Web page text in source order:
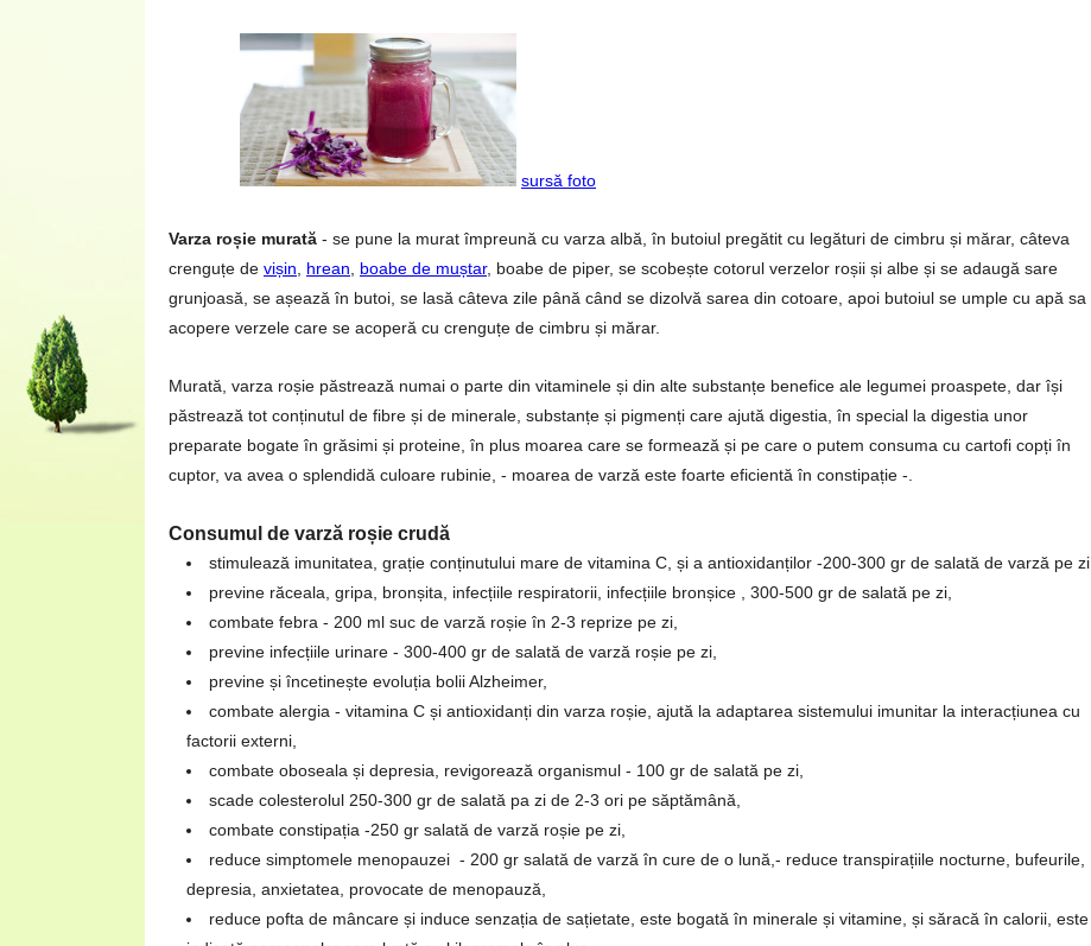
sursă foto
Varza roșie murată - se pune la murat împreună cu varza albă, în butoiul pregătit cu legături de cimbru și mărar, câteva
crenguțe de vișin hrean boabe de muștar, boabe de piper, se scobește cotorul verzelor roșii și albe și se adaugă sare
grunjoasă, se așează în butoi, se lasă câteva zile până când se dizolvă sarea din cotoare, apoi butoiul se umple cu apă sa
acopere verzele care se acoperă cu crenguțe de cimbru și mărar.
Murată, varza roșie păstrează numai o parte din vitaminele și din alte substanțe benefice ale legumei proaspete, dar își
păstrează tot conținutul de fibre și de minerale, substanțe și pigmenți care ajută digestia, în special la digestia unor
preparate bogate în grăsimi și proteine, în plus moarea care se formează și pe care o putem consuma cu cartofi copți în
cuptor, va avea o splendidă culoare rubinie, - moarea de varză este foarte eficientă în constipație -.
Consumul de varză roșie crudă
stimulează imunitatea, grație conținutului mare de vitamina C, și a antioxidanților -200-300 gr de salată de varză pe zi,
previne răceala, gripa, bronșita, infecțiile respiratorii, infecțiile bronșice , 300-500 gr de salată pe zi,
combate febra - 200 ml suc de varză roșie în 2-3 reprize pe zi,
previne infecțiile urinare - 300-400 gr de salată de varză roșie pe zi,
previne și încetinește evoluția bolii Alzheimer,
combate alergia - vitamina C și antioxidanți din varza roșie, ajută la adaptarea sistemului imunitar la interacțiunea cu
factorii externi,
combate oboseala și depresia, revigorează organismul - 100 gr de salată pe zi,
scade colesterolul 250-300 gr de salată pa zi de 2-3 ori pe săptămână,
combate constipația -250 gr salată de varză roșie pe zi,
reduce simptomele menopauzei - 200 gr salată de varză în cure de o lună,- reduce transpirațiile nocturne, bufeurile,
depresia, anxietatea, provocate de menopauză,
reduce pofta de mâncare și induce senzația de sațietate, este bogată în minerale și vitamine, și săracă în calorii, este